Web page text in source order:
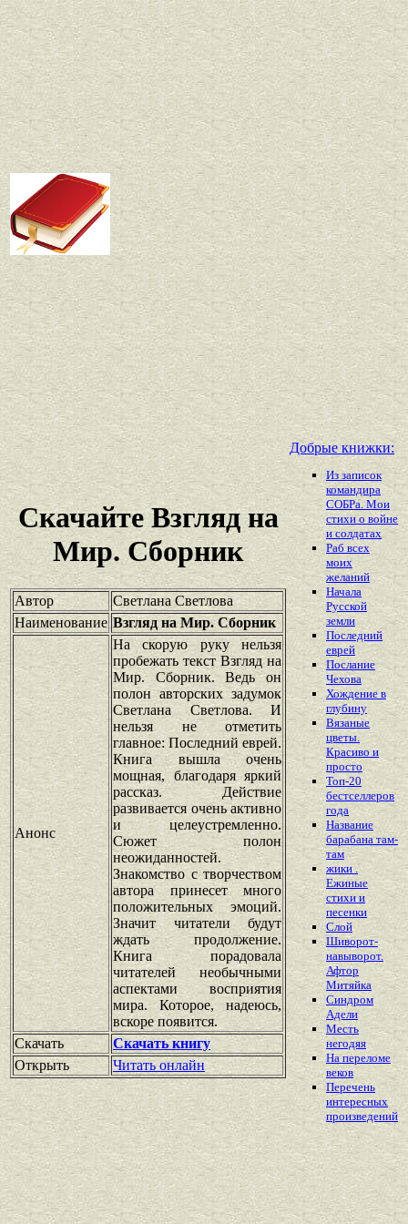
Скачайте Взгляд на
Мир. Сборник
Автор
Светлана Светлова
Наименование Взгляд на Мир. Сборник
Анонс
На скорую руку нельзя
пробежать текст Взгляд на
Мир. Сборник. Ведь он
полон авторских задумок
Светлана Светлова. И
нельзя не отметить
главное: Последний еврей.
Книга вышла очень
мощная, благодаря яркий
рассказ. Действие
развивается очень активно
и целеустремленно.
Сюжет полон
неожиданностей.
Знакомство с творчеством
автора принесет много
положительных эмоций.
Значит читатели будут
ждать продолжение.
Книга порадовала
читателей необычными
аспектами восприятия
мира. Которое, надеюсь,
вскоре появится.
Скачать
Скачать книгу
Открыть
Читать онлайн
Добрые книжки:
Из записок
командира
СОБРа. Мои
стихи о войне
и солдатах
Раб всех
моих
желаний
Начала
Русской
земли
Последний
еврей
Послание
Чехова
Хождение в
глубину
Вязаные
цветы.
Красиво и
просто
Топ-20
бестселлеров
года
Название
барабана там-
там
жики .
Ежиные
стихи и
песенки
Слой
Шиворот-
навыворот.
Афтор
Митяйка
Синдром
Адели
Месть
негодяя
На переломе
веков
Перечень
интересных
произведений